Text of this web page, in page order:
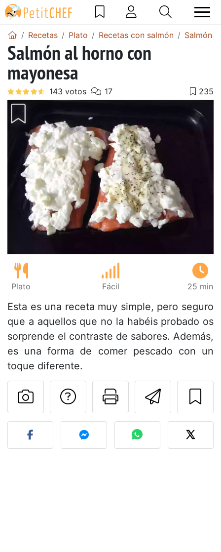
Recetas Plato Recetas con salmón Salmón
Salmón al horno con
mayonesa
Plato Fácil 25 min
Esta es una receta muy simple, pero seguro
que a aquellos que no la habéis probado os
sorprende el contraste de sabores. Además,
es una forma de comer pescado con un
toque diferente.
Imprimir
Preguntar al autor
Publicar la foto de esta